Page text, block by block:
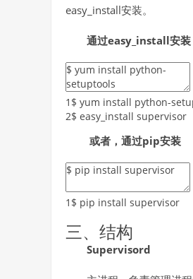
easy_install安装。
通过easy_install安装
1
2
$ yum install python-
$ easy_install supervisor
或者，通过pip安装
1 $ pip install supervisor
三、结构
Supervisord